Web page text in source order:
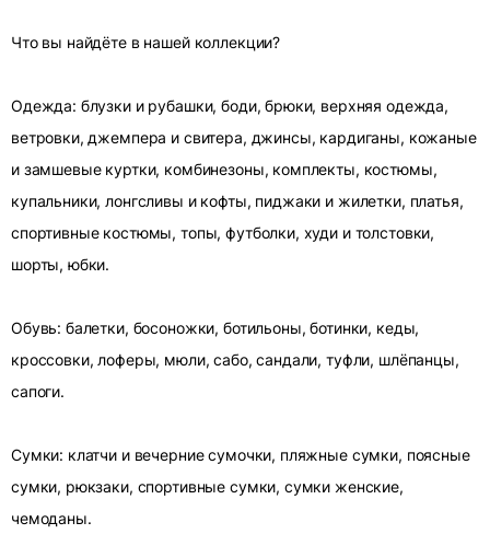
Что вы найдёте в нашей коллекции?
Одежда: блузки и рубашки, боди, брюки, верхняя одежда,
ветровки, джемпера и свитера, джинсы, кардиганы, кожаные
и замшевые куртки, комбинезоны, комплекты, костюмы,
купальники, лонгсливы и кофты, пиджаки и жилетки, платья,
спортивные костюмы, топы, футболки, худи и толстовки,
шорты, юбки.
Обувь: балетки, босоножки, ботильоны, ботинки, кеды,
кроссовки, лоферы, мюли, сабо, сандали, туфли, шлёпанцы,
сапоги.
Сумки: клатчи и вечерние сумочки, пляжные сумки, поясные
сумки, рюкзаки, спортивные сумки, сумки женские,
чемоданы.